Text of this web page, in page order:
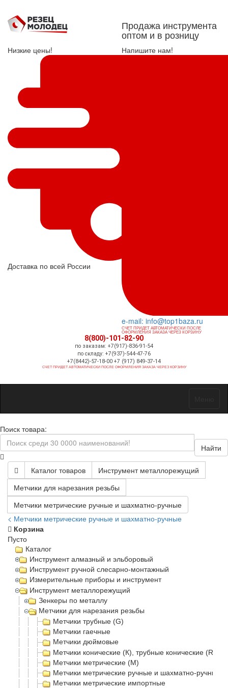
Продажа инструмента
оптом и в розницу
Низкие цены!
Доставка по всей России
Напишите нам!
e-mail: info@top1baza.ru
СЧЕТ ПРИДЕТ АВТОМАТИЧЕСКИ ПОСЛЕ
ОФОРМЛЕНИЯ ЗАКАЗА ЧЕРЕЗ КОРЗИНУ
8(800)-101-82-90
по заказам: +7(917)-836-91-54
по складу: +7(937)-544-47-76
+7(8442)-57-18-00 +7 (917) 849-37-14
СЧЕТ ПРИДЕТ АВТОМАТИЧЕСКИ ПОСЛЕ ОФОРМЛЕНИЯ ЗАКАЗА ЧЕРЕЗ КОРЗИНУ
Поиск товара:
Найти
Каталог товаров
Инструмент металлорежущий
Метчики для нарезания резьбы
Метчики метрические ручные и шахматно-ручные
< Метчики метрические ручные и шахматно-ручные
Корзина
Пусто
Каталог
Инструмент алмазный и эльборовый
Инструмент ручной слесарно-монтажный
Измерительные приборы и инструмент
Инструмент металлорежущий
Зенкеры по металлу
Метчики для нарезания резьбы
Метчики трубные (G)
Метчики гаечные
Метчики дюймовые
Метчики конические (К), трубные конические (Rc)
Метчики метрические (М)
Метчики метрические ручные и шахматно-ручные
Метчики метрические импортные